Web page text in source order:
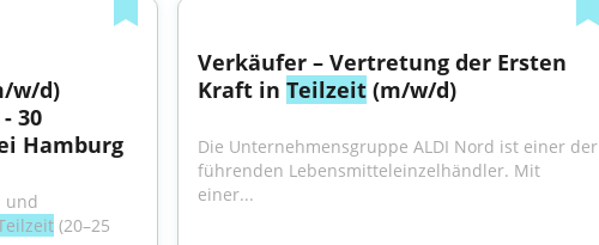
30
Hamburg
und
(20–25
Verkäufer – Vertretung der Ersten
Kraft in Teilzeit (m/w/d)
Die Unternehmensgruppe ALDI Nord ist einer der
führenden Lebensmitteleinzelhändler. Mit
einer...